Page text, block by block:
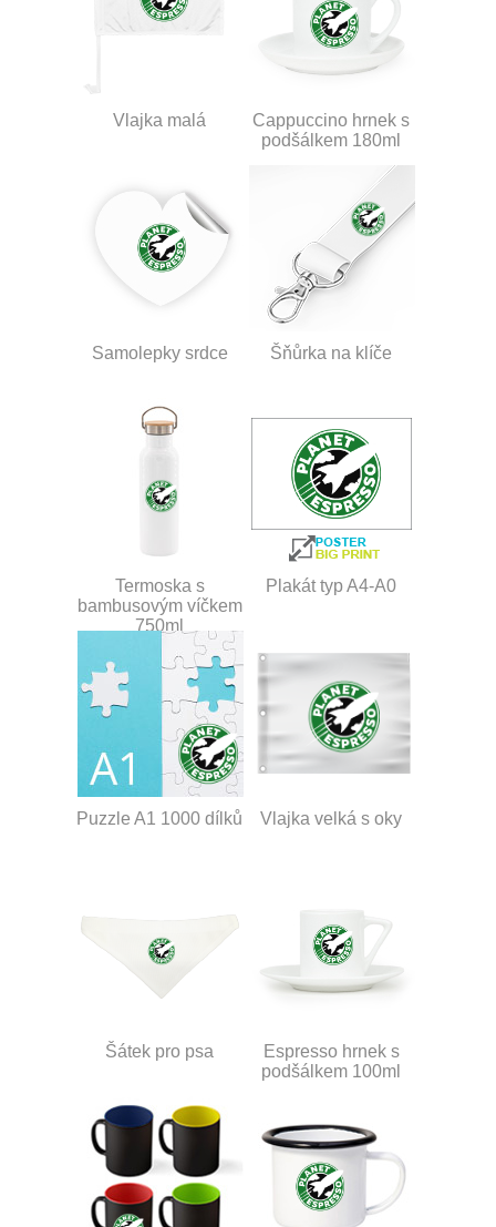
Vlajka malá
Cappuccino hrnek s
podšálkem 180ml
Samolepky srdce Šňůrka na klíče
Termoska s
bambusovým víčkem
750ml
Plakát typ A4-A0
Puzzle A1 1000 dílků Vlajka velká s oky
Šátek pro psa
Espresso hrnek s
podšálkem 100ml